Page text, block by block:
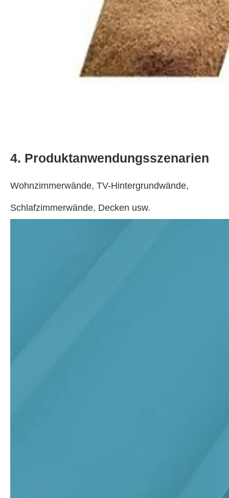
4. Produktanwendungsszenarien
Wohnzimmerwände, TV-Hintergrundwände,
Schlafzimmerwände, Decken usw.